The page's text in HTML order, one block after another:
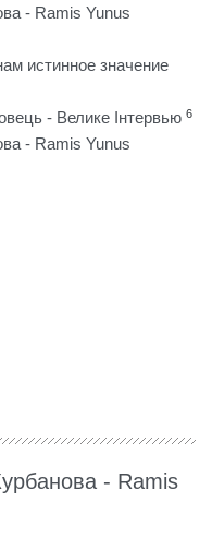
- Ramis Yunus
истинное значение
- Велике Інтервью 6
- Ramis Yunus
- Ramis